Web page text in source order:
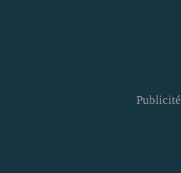
Publicité